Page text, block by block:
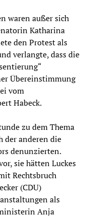
waren außer sich
Katharina
den Protest als
verlangte, dass die
Übereinstimmung
vom
Habeck.
zu dem Thema
der anderen die
denunzierten.
sie hätten Luckes
Rechtsbruch
(CDU)
als
Anja